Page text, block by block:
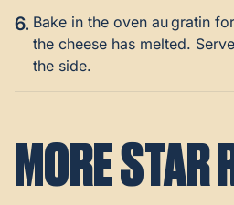
6. Bake in the oven au gratin
the cheese has melted.
the side.
MORE STAR